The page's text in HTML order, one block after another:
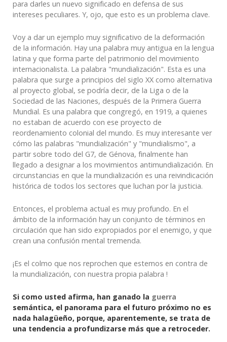
para darles un nuevo significado en defensa de sus
intereses peculiares. Y, ojo, que esto es un problema clave.
Voy a dar un ejemplo muy significativo de la deformación
de la información. Hay una palabra muy antigua en la lengua
latina y que forma parte del patrimonio del movimiento
internacionalista. La palabra "mundialización". Esta es una
palabra que surge a principios del siglo XX como alternativa
al proyecto global, se podría decir, de la Liga o de la
Sociedad de las Naciones, después de la Primera Guerra
Mundial. Es una palabra que congregó, en 1919, a quienes
no estaban de acuerdo con ese proyecto de
reordenamiento colonial del mundo. Es muy interesante ver
cómo las palabras "mundialización" y "mundialismo", a
partir sobre todo del G7, de Génova, finalmente han
llegado a designar a los movimientos antimundialización. En
circunstancias en que la mundialización es una reivindicación
histórica de todos los sectores que luchan por la justicia.
Entonces, el problema actual es muy profundo. En el
ámbito de la información hay un conjunto de términos en
circulación que han sido expropiados por el enemigo, y que
crean una confusión mental tremenda.
¡Es el colmo que nos reprochen que estemos en contra de
la mundialización, con nuestra propia palabra !
Si como usted afirma, han ganado la guerra
semántica, el panorama para el futuro próximo no es
nada halagüeño, porque, aparentemente, se trata de
una tendencia a profundizarse más que a retroceder.